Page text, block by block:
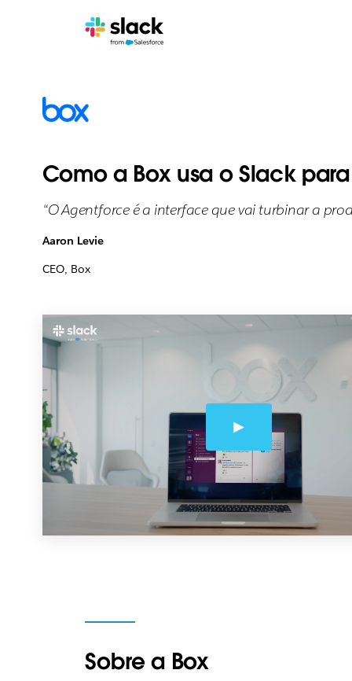
Como a Box usa o Slack
“O Agentforce é a interface que vai turbinar a
Aaron Levie
CEO, Box
Sobre a Box